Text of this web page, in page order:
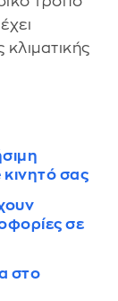
κινητό σας
σε
στο